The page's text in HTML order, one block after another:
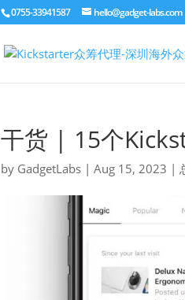
0755-33941587 hello@gadget-labs.com
干货 | 15个
by GadgetLabs |Aug 15, 2023 |